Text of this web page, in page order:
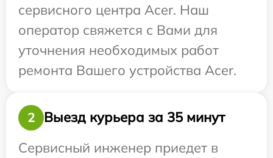
сервисного центра Acer. Наш
оператор свяжется с Вами для
уточнения необходимых работ
ремонта Вашего устройства Acer.
2
Выезд курьера за 35 минут
Сервисный инженер приедет в